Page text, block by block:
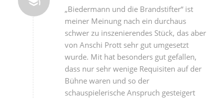
„Biedermann und die Brandstifter“ ist
meiner Meinung nach ein durchaus
schwer zu inszenierendes Stück, das aber
von Anschi Prott sehr gut umgesetzt
wurde. Mit hat besonders gut gefallen,
dass nur sehr wenige Requisiten auf der
Bühne waren und so der
schauspielerische Anspruch gesteigert